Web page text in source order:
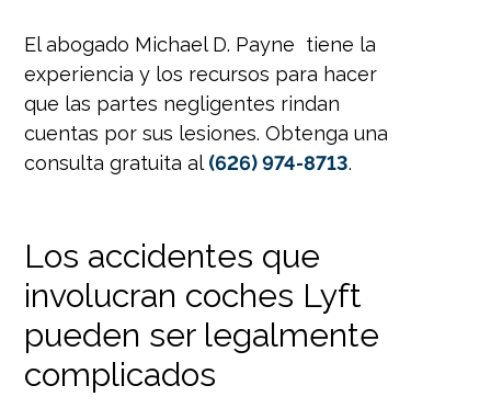
El abogado Michael D. Payne tiene la
experiencia y los recursos para hacer
que las partes negligentes rindan
cuentas por sus lesiones. Obtenga una
consulta gratuita al (626) 974-8713.
Los accidentes que
involucran coches Lyft
pueden ser legalmente
complicados